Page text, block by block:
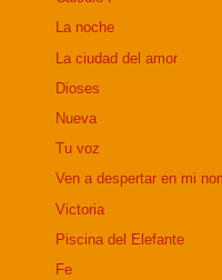
La noche
La ciudad del amor
Dioses
Nueva
Tu voz
Ven a despertar en mi
Victoria
Piscina del Elefante
Fe